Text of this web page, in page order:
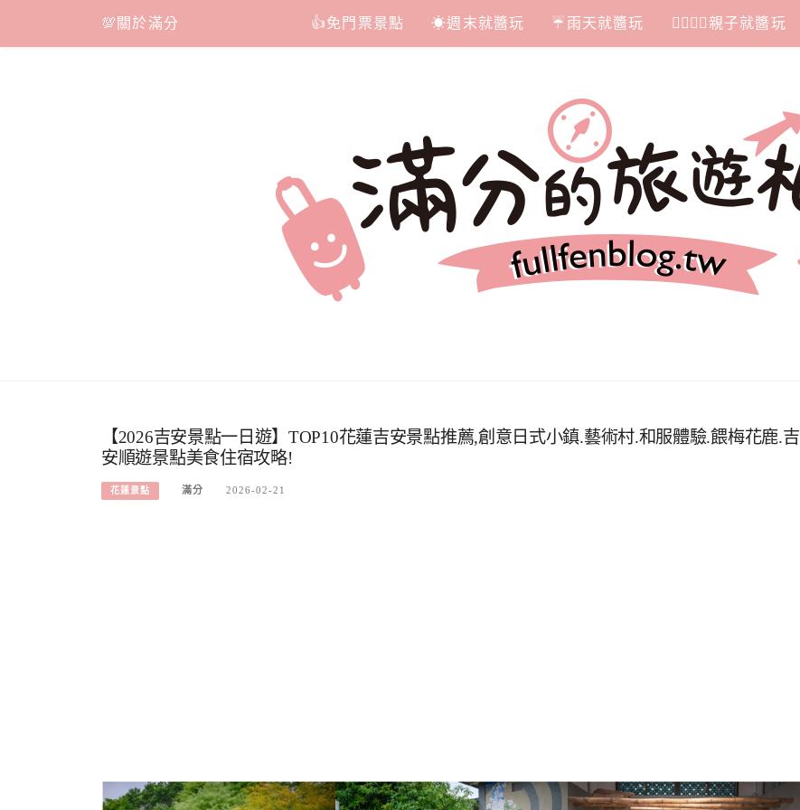
content
💯關於滿分 👍免門票景點 ☀週末就醬玩 ☔雨天就醬玩 👩‍❤‍💋‍👨親子就醬玩
【2026吉安景點一日遊】TOP10花蓮吉安景點推薦,創意日式小鎮.藝術村.和服體驗.餵梅花鹿.吉
安順遊景點美食住宿攻略!
花蓮景點 滿分 2026-02-21